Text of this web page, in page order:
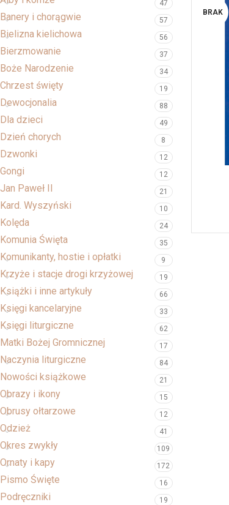
47
Banery i chorągwie 57
Bielizna kielichowa 56
Bierzmowanie 37
Boże Narodzenie 34
Chrzest święty 19
Dewocjonalia 88
Dla dzieci 49
Dzień chorych 8
Dzwonki 12
Gongi 12
Jan Paweł II 21
Kard. Wyszyński 10
Kolęda 24
Komunia Święta 35
Komunikanty, hostie i opłatki 9
Krzyże i stacje drogi krzyżowej 19
Książki i inne artykuły 66
Księgi kancelaryjne 33
Księgi liturgiczne 62
Matki Bożej Gromnicznej 17
Naczynia liturgiczne 84
Nowości książkowe 21
Obrazy i ikony 15
Obrusy ołtarzowe 12
Odzież 41
Okres zwykły 109
Ornaty i kapy 172
Pismo Święte 16
Podręczniki 19
BRAK